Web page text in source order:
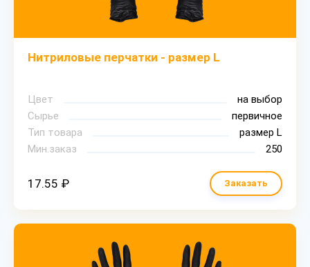
Нитриловые перчатки - размер L
Цвет
на выбор
Сырье
первичное
Тип товара
размер L
Мин.заказ
250
17.55 ₽ Заказать